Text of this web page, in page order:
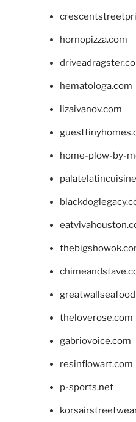
hornopizza.com
hematologa.com
lizaivanov.com
home-plow-by-
theloverose.com
gabriovoice.com
resinflowart.com
p-sports.net